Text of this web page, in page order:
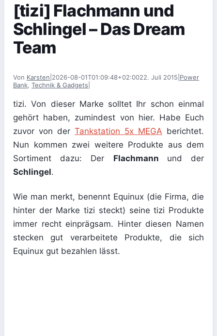
[tizi] Flachmann und
Schlingel – Das Dream
Team
Von Karsten 2026-08-01T01:09:48+02:0022. Juli 2015 Power
Bank, Technik & Gadgets
tizi. Von dieser Marke solltet Ihr schon einmal
gehört haben, zumindest von hier. Habe Euch
zuvor von der Tankstation 5x MEGA berichtet.
Nun kommen zwei weitere Produkte aus dem
Sortiment dazu: Der Flachmann und der
Schlingel.
Wie man merkt, benennt Equinux (die Firma, die
hinter der Marke tizi steckt) seine tizi Produkte
immer recht einprägsam. Hinter diesen Namen
stecken gut verarbeitete Produkte, die sich
Equinux gut bezahlen lässt.